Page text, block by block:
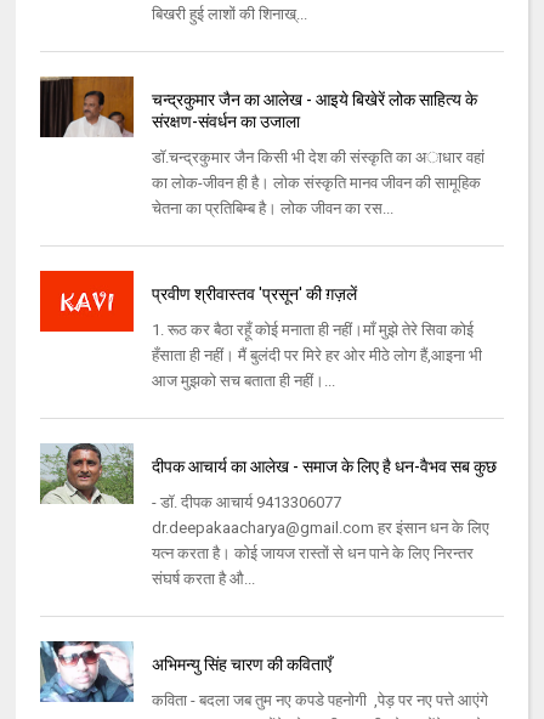
बिखरी हुई लाशों की शिनाख्...
चन्द्रकुमार जैन का आलेख - आइये बिखेरें लोक साहित्य के
संरक्षण-संवर्धन का उजाला
डॉ.चन्द्रकुमार जैन किसी भी देश की संस्कृति का अाधार वहां
का लोक-जीवन ही है। लोक संस्कृति मानव जीवन की सामूहिक
चेतना का प्रतिबिम्ब है। लोक जीवन का रस...
प्रवीण श्रीवास्तव 'प्रसून' की ग़ज़लें
1. रूठ कर बैठा रहूँ कोई मनाता ही नहीं।माँ मुझे तेरे सिवा कोई
हँसाता ही नहीं। मैं बुलंदी पर मिरे हर ओर मीठे लोग हैं,आइना भी
आज मुझको सच बताता ही नहीं।...
दीपक आचार्य का आलेख - समाज के लिए है धन-वैभव सब कुछ
- डॉ. दीपक आचार्य 9413306077
dr.deepakaacharya@gmail.com हर इंसान धन के लिए
यत्न करता है। कोई जायज रास्तों से धन पाने के लिए निरन्तर
संघर्ष करता है औ...
अभिमन्यु सिंह चारण की कविताएँ
कविता - बदला जब तुम नए कपडे पहनोगी ,पेड़ पर नए पत्ते आएंगे